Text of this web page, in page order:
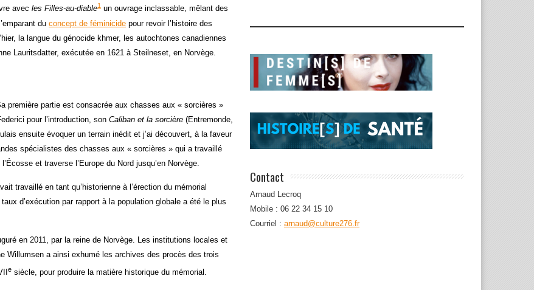
avec les Filles-au-diable1 un ouvrage inclassable, mêlant des
du concept de féminicide pour revoir l’histoire des
la langue du génocide khmer, les autochtones canadiennes
Lauritsdatter, exécutée en 1621 à Steilneset, en Norvège.
première partie est consacrée aux chasses aux « sorcières »
pour l’introduction, son Caliban et la sorcière (Entremonde,
ensuite évoquer un terrain inédit et j’ai découvert, à la faveur
spécialistes des chasses aux « sorcières » qui a travaillé
et traverse l’Europe du Nord jusqu’en Norvège.
travaillé en tant qu’historienne à l’érection du mémorial
d’exécution par rapport à la population globale a été le plus
en 2011, par la reine de Norvège. Les institutions locales et
Willumsen a ainsi exhumé les archives des procès des trois
e siècle, pour produire la matière historique du mémorial.
Contact
Arnaud Lecroq
Mobile : 06 22 34 15 10
Courriel : arnaud@culture276.fr